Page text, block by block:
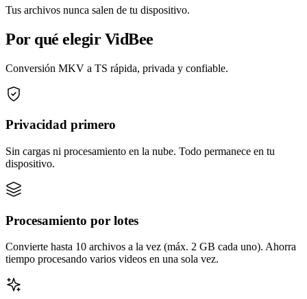
Tus archivos nunca salen de tu dispositivo.
Por qué elegir VidBee
Conversión MKV a TS rápida, privada y confiable.
Privacidad primero
Sin cargas ni procesamiento en la nube. Todo permanece en tu
dispositivo.
Procesamiento por lotes
Convierte hasta 10 archivos a la vez (máx. 2 GB cada uno). Ahorra
tiempo procesando varios videos en una sola vez.